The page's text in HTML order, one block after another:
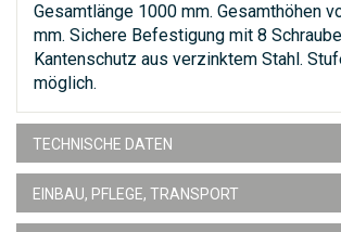
Gesamtlänge 1000 mm. Gesamthöhen
mm. Sichere Befestigung mit 8
Kantenschutz aus verzinktem Stahl.
möglich.
TECHNISCHE DATEN
EINBAU, PFLEGE, TRANSPORT